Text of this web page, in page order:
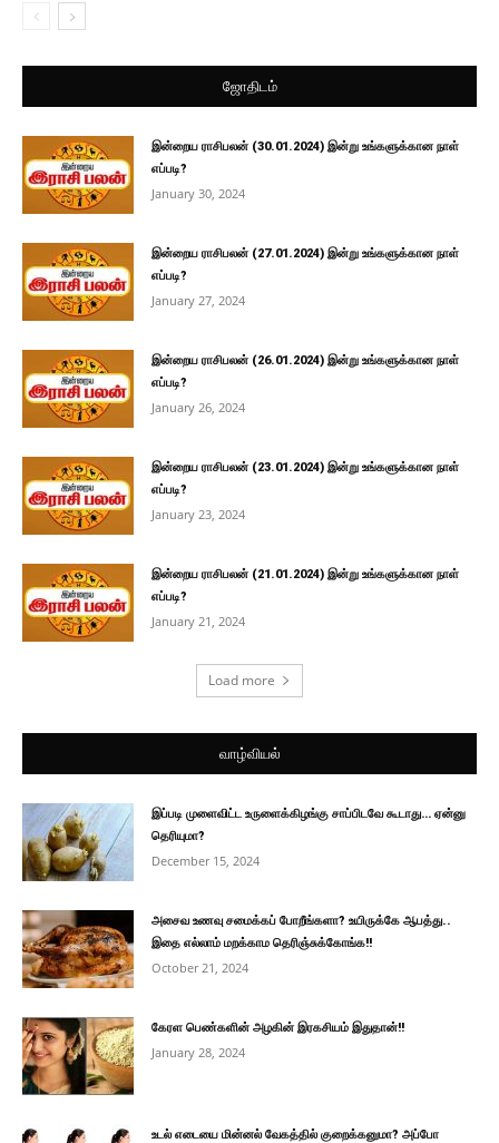
ஜோதிடம்
இன்றைய ராசிபலன் (30.01.2024) இன்று உங்களுக்கான நாள்
எப்படி?
January 30, 2024
இன்றைய ராசிபலன் (27.01.2024) இன்று உங்களுக்கான நாள்
எப்படி?
January 27, 2024
இன்றைய ராசிபலன் (26.01.2024) இன்று உங்களுக்கான நாள்
எப்படி?
January 26, 2024
இன்றைய ராசிபலன் (23.01.2024) இன்று உங்களுக்கான நாள்
எப்படி?
January 23, 2024
இன்றைய ராசிபலன் (21.01.2024) இன்று உங்களுக்கான நாள்
எப்படி?
January 21, 2024
Load more
வாழ்வியல்
இப்படி முளைவிட்ட உருளைக்கிழங்கு சாப்பிடவே கூடாது… ஏன்னு
தெரியுமா?
December 15, 2024
அசைவ உணவு சமைக்கப் போறீங்களா? உயிருக்கே ஆபத்து..
இதை எல்லாம் மறக்காம தெரிஞ்சுக்கோங்க!!
October 21, 2024
கேரள பெண்களின் அழகின் இரகசியம் இதுதான்!!
January 28, 2024
உடல் எடையை மின்னல் வேகத்தில் குறைக்கனுமா? அப்போ